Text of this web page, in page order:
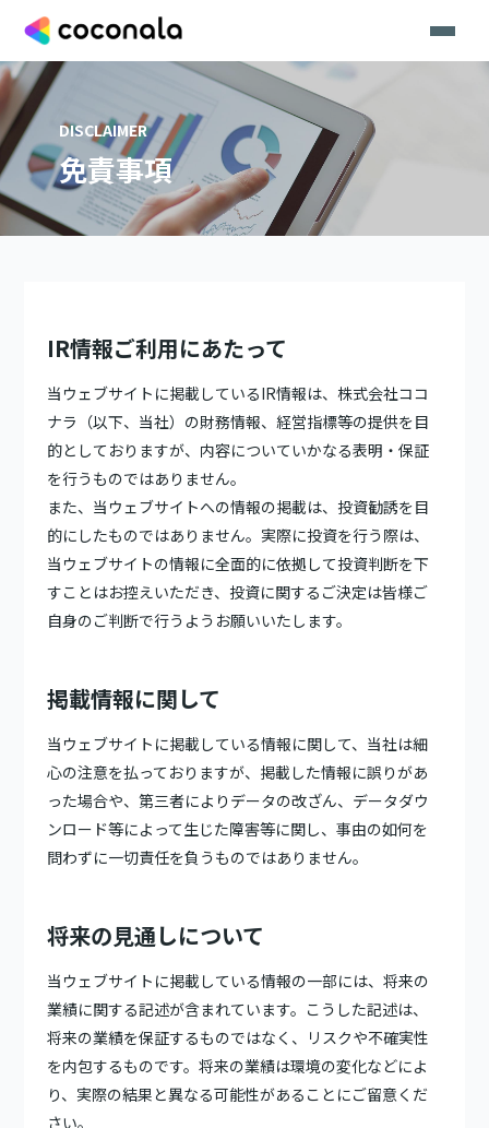
DISCLAIMER
免責事項
IR情報ご利用にあたって
当ウェブサイトに掲載しているIR情報は、株式会社ココ
ナラ（以下、当社）の財務情報、経営指標等の提供を目
的としておりますが、内容についていかなる表明・保証
を行うものではありません。
また、当ウェブサイトへの情報の掲載は、投資勧誘を目
的にしたものではありません。実際に投資を行う際は、
当ウェブサイトの情報に全面的に依拠して投資判断を下
すことはお控えいただき、投資に関するご決定は皆様ご
自身のご判断で行うようお願いいたします。
掲載情報に関して
当ウェブサイトに掲載している情報に関して、当社は細
心の注意を払っておりますが、掲載した情報に誤りがあ
った場合や、第三者によりデータの改ざん、データダウ
ンロード等によって生じた障害等に関し、事由の如何を
問わずに一切責任を負うものではありません。
将来の見通しについて
当ウェブサイトに掲載している情報の一部には、将来の
業績に関する記述が含まれています。こうした記述は、
将来の業績を保証するものではなく、リスクや不確実性
を内包するものです。将来の業績は環境の変化などによ
り、実際の結果と異なる可能性があることにご留意くだ
さい。